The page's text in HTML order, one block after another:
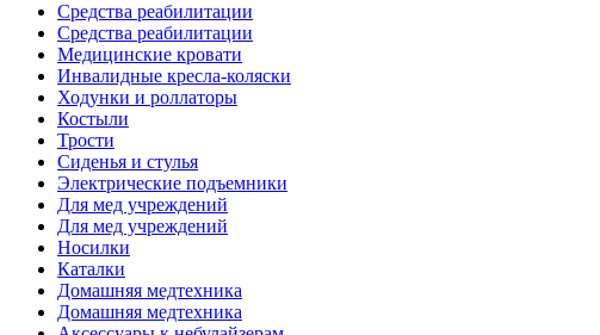
Средства реабилитации
Средства реабилитации
Медицинские кровати
Инвалидные кресла-коляски
Ходунки и роллаторы
Костыли
Трости
Сиденья и стулья
Электрические подъемники
Для мед учреждений
Для мед учреждений
Носилки
Каталки
Домашняя медтехника
Домашняя медтехника